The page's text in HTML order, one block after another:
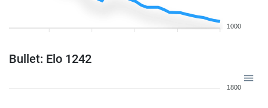
1000
Bullet: Elo 1242
1800